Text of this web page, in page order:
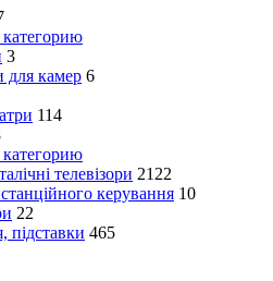
3
для камер 6
114
телевізори 2122
керування 10
22
підставки 465